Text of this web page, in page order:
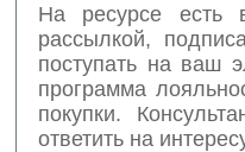
На ресурсе есть
рассылкой,
поступать на ваш
программа
покупки.
ответить на